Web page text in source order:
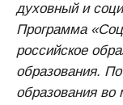
духовный и
Программа
российское
образования.
образования во